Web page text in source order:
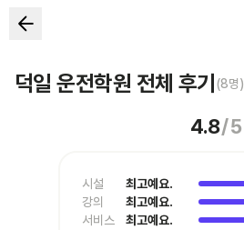
덕일 운전학원 전체 후기 (8명)
4.8/5
시설 최고예요.
강의 최고예요.
서비스 최고예요.